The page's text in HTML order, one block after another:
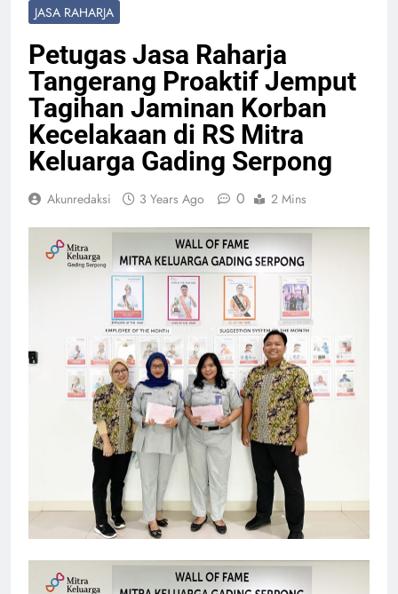
JASA RAHARJA
Petugas Jasa Raharja
Tangerang Proaktif Jemput
Tagihan Jaminan Korban
Kecelakaan di RS Mitra
Keluarga Gading Serpong
Akunredaksi 3 Years Ago 0 2 Mins